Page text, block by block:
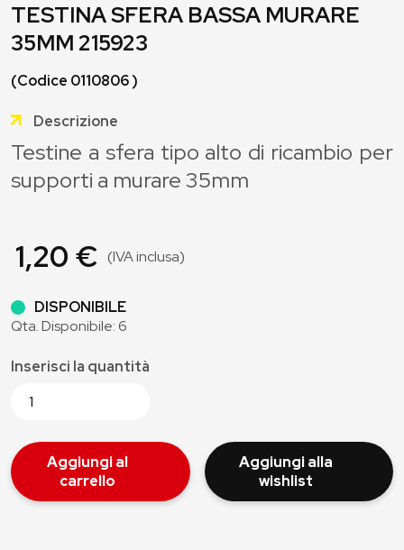
TESTINA SFERA BASSA MURARE
35MM 215923
(Codice 0110806 )
Descrizione
Testine a sfera tipo alto di ricambio per
supporti a murare 35mm
1,20 € (IVA inclusa)
DISPONIBILE
Qta. Disponibile: 6
Inserisci la quantità
Aggiungi al
carrello
Aggiungi alla
wishlist